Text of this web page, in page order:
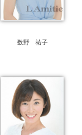
数野 祐子